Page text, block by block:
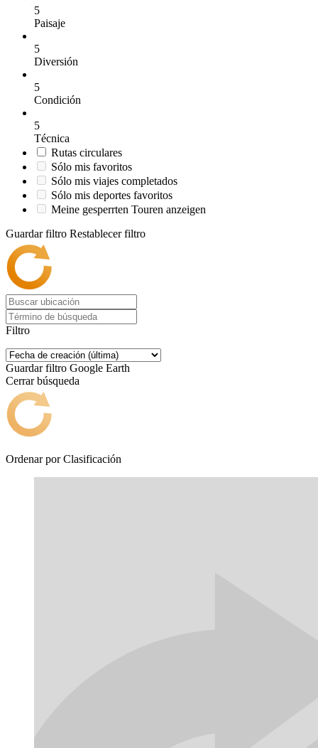
5
Paisaje
5
Diversión
5
Condición
5
Técnica
Rutas circulares
Sólo mis favoritos
Sólo mis viajes completados
Sólo mis deportes favoritos
Meine gesperrten Touren anzeigen
Guardar filtro Restablecer filtro
Filtro
Guardar filtro Google Earth
Cerrar búsqueda
Ordenar por Clasificación